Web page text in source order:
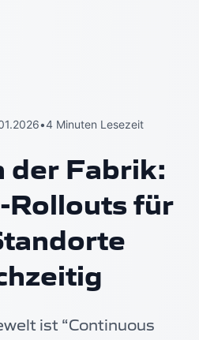
•4 Minuten Lesezeit
der Fabrik:
Rollouts für
ist “Continuous